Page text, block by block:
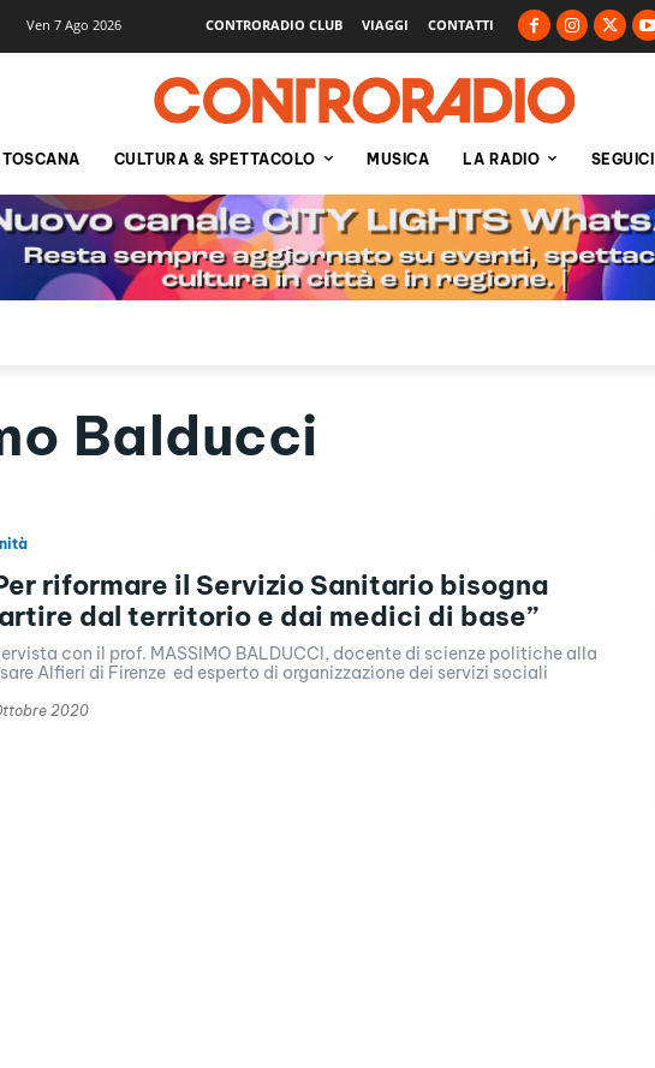
Ven 7 Ago 2026 CONTRORADIO CLUB VIAGGI CONTATTI
TOSCANA CULTURA & SPETTACOLO MUSICA LA RADIO SEGUICI
Balducci
riformare il Servizio Sanitario bisogna
dal territorio e dai medici di base”
con il prof. MASSIMO BALDUCCI, docente di scienze politiche alla
Alfieri di Firenze ed esperto di organizzazione dei servizi sociali
2020